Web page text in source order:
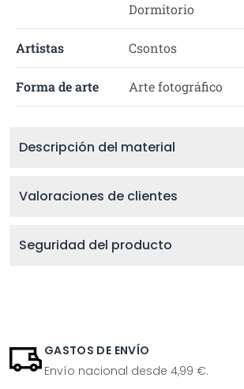
Dormitorio
Artistas Csontos
Forma de arte Arte fotográfico
Descripción del material
Valoraciones de clientes
Seguridad del producto
GASTOS DE ENVÍO
Envío nacional desde 4,99 €.